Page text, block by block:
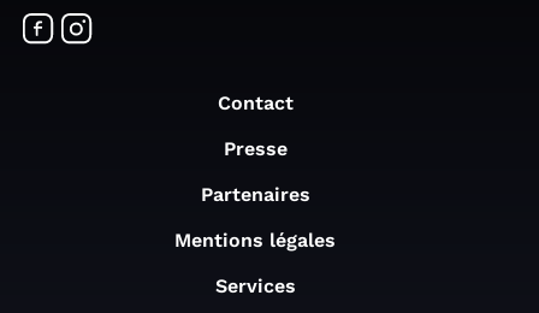
Contact
Presse
Partenaires
Mentions légales
Services